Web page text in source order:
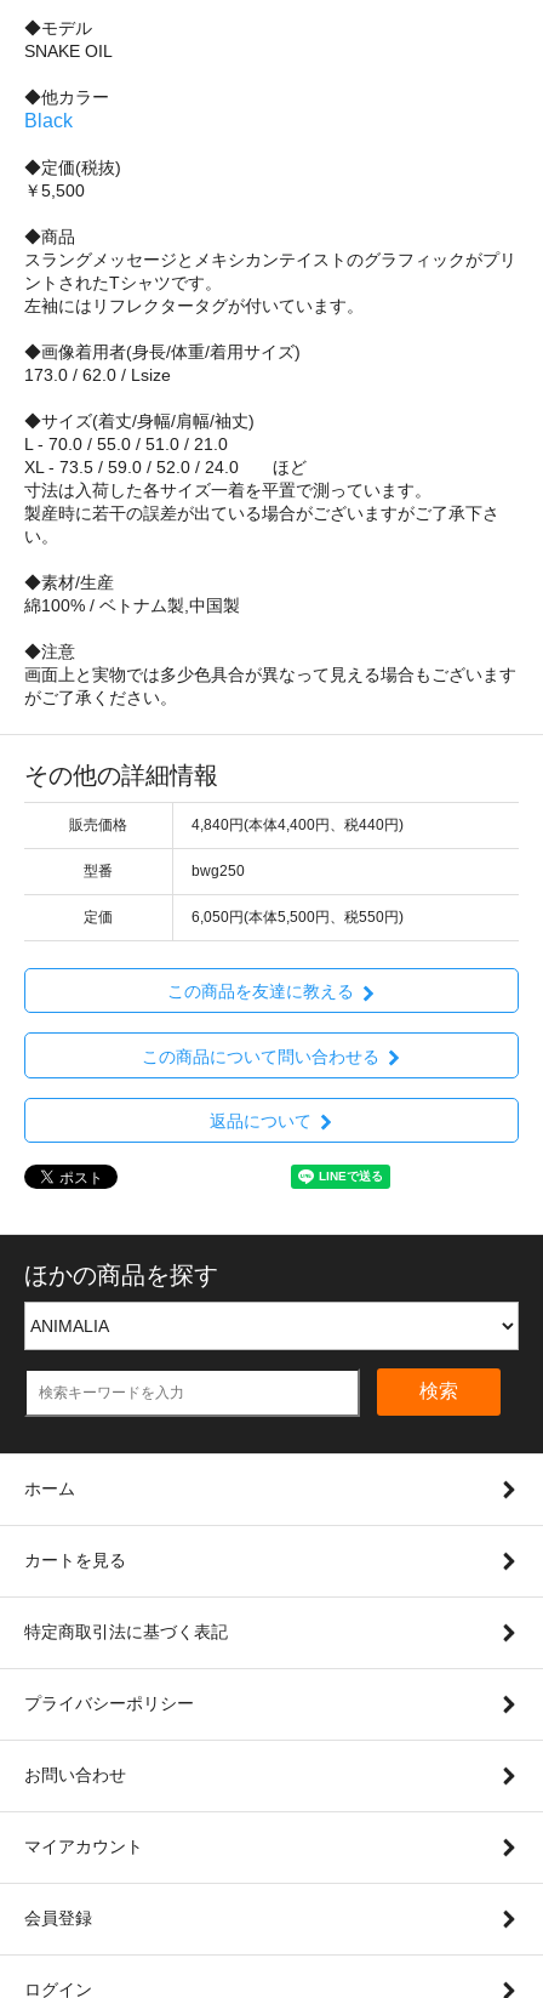
◆モデル
SNAKE OIL
◆他カラー
Black
◆定価(税抜)
￥5,500
◆商品
スラングメッセージとメキシカンテイストのグラフィックがプリ
ントされたTシャツです。
左袖にはリフレクタータグが付いています。
◆画像着用者(身長/体重/着用サイズ)
173.0 / 62.0 / Lsize
◆サイズ(着丈/身幅/肩幅/袖丈)
L - 70.0 / 55.0 / 51.0 / 21.0
XL - 73.5 / 59.0 / 52.0 / 24.0 ほど
寸法は入荷した各サイズ一着を平置で測っています。
製産時に若干の誤差が出ている場合がございますがご了承下さ
い。
◆素材/生産
綿100% / ベトナム製,中国製
◆注意
画面上と実物では多少色具合が異なって見える場合もございます
がご了承ください。
その他の詳細情報
販売価格 4,840円(本体4,400円、税440円)
型番 bwg250
定価 6,050円(本体5,500円、税550円)
この商品を友達に教える
この商品について問い合わせる
返品について
ほかの商品を探す
検索
ホーム
カートを見る
特定商取引法に基づく表記
プライバシーポリシー
お問い合わせ
マイアカウント
会員登録
ログイン